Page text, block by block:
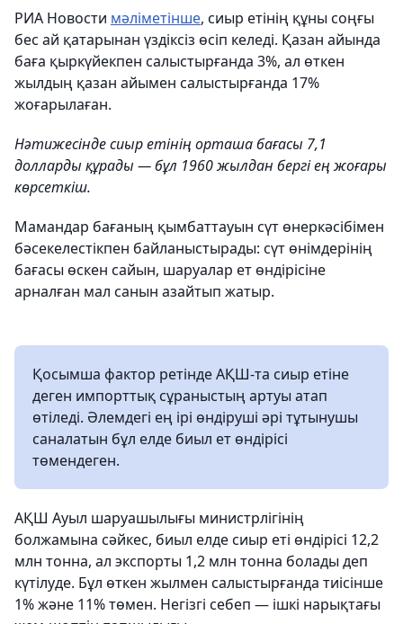
РИА Новости мәліметінше, сиыр етінің құны соңғы
бес ай қатарынан үздіксіз өсіп келеді. Қазан айында
баға қыркүйекпен салыстырғанда 3%, ал өткен
жылдың қазан айымен салыстырғанда 17%
жоғарылаған.
Нәтижесінде сиыр етінің орташа бағасы 7,1
долларды құрады — бұл 1960 жылдан бергі ең жоғары
көрсеткіш.
Мамандар бағаның қымбаттауын сүт өнеркәсібімен
бәсекелестікпен байланыстырады: сүт өнімдерінің
бағасы өскен сайын, шаруалар ет өндірісіне
арналған мал санын азайтып жатыр.
Қосымша фактор ретінде АҚШ-та сиыр етіне
деген импорттық сұраныстың артуы атап
өтіледі. Әлемдегі ең ірі өндіруші әрі тұтынушы
саналатын бұл елде биыл ет өндірісі
төмендеген.
АҚШ Ауыл шаруашылығы министрлігінің
болжамына сәйкес, биыл елде сиыр еті өндірісі 12,2
млн тонна, ал экспорты 1,2 млн тонна болады деп
күтілуде. Бұл өткен жылмен салыстырғанда тиісінше
1% және 11% төмен. Негізгі себеп — ішкі нарықтағы